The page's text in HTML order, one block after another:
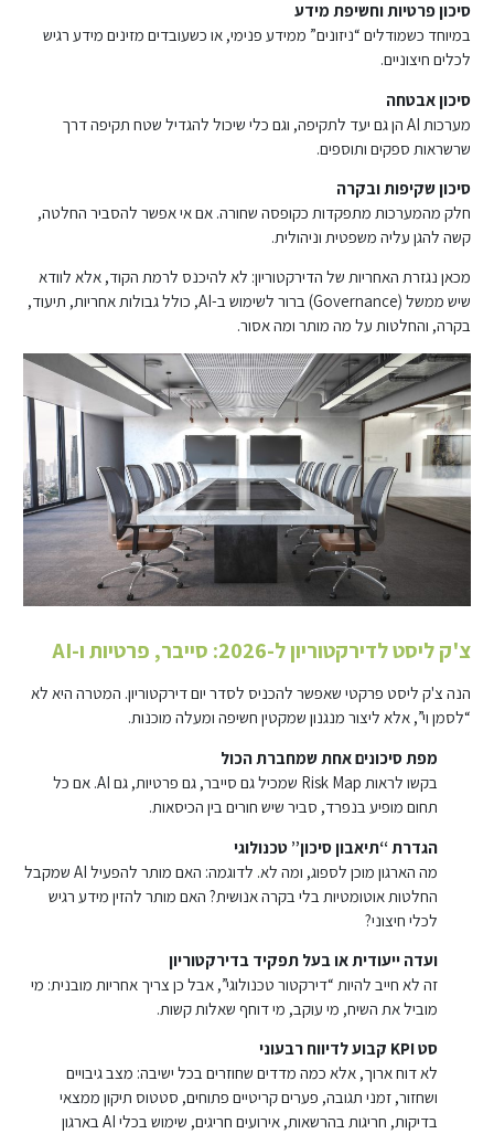
סיכון פרטיות וחשיפת מידע
במיוחד כשמודלים “ניזונים” ממידע פנימי, או כשעובדים מזינים מידע רגיש
לכלים חיצוניים.
סיכון אבטחה
מערכות AI הן גם יעד לתקיפה, וגם כלי שיכול להגדיל שטח תקיפה דרך
שרשראות ספקים ותוספים.
סיכון שקיפות ובקרה
חלק מהמערכות מתפקדות כקופסה שחורה. אם אי אפשר להסביר החלטה,
קשה להגן עליה משפטית וניהולית.
מכאן נגזרת האחריות של הדירקטוריון: לא להיכנס לרמת הקוד, אלא לוודא
שיש ממשל (Governance) ברור לשימוש ב-AI, כולל גבולות אחריות, תיעוד,
בקרה, והחלטות על מה מותר ומה אסור.
צ'ק ליסט לדירקטוריון ל-2026: סייבר, פרטיות ו-AI
הנה צ'ק ליסט פרקטי שאפשר להכניס לסדר יום דירקטוריון. המטרה היא לא
“לסמן וי”, אלא ליצור מנגנון שמקטין חשיפה ומעלה מוכנות.
מפת סיכונים אחת שמחברת הכול
בקשו לראות Risk Map שמכיל גם סייבר, גם פרטיות, גם AI. אם כל
תחום מופיע בנפרד, סביר שיש חורים בין הכיסאות.
הגדרת “תיאבון סיכון” טכנולוגי
מה הארגון מוכן לספוג, ומה לא. לדוגמה: האם מותר להפעיל AI שמקבל
החלטות אוטומטיות בלי בקרה אנושית? האם מותר להזין מידע רגיש
לכלי חיצוני?
ועדה ייעודית או בעל תפקיד בדירקטוריון
זה לא חייב להיות “דירקטור טכנולוגי”, אבל כן צריך אחריות מובנית: מי
מוביל את השיח, מי עוקב, מי דוחף שאלות קשות.
סט KPI קבוע לדיווח רבעוני
לא דוח ארוך, אלא כמה מדדים שחוזרים בכל ישיבה: מצב גיבויים
ושחזור, זמני תגובה, פערים קריטיים פתוחים, סטטוס תיקון ממצאי
בדיקות, חריגות בהרשאות, אירועים חריגים, שימוש בכלי AI בארגון